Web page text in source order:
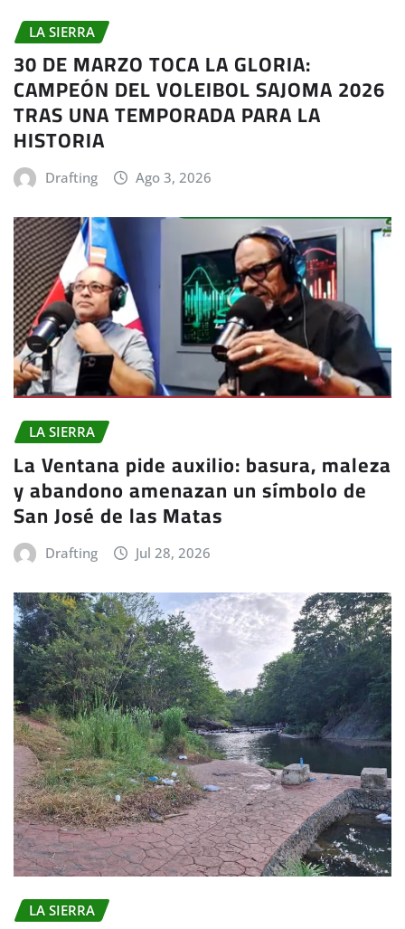
LA SIERRA
30 DE MARZO TOCA LA GLORIA:
CAMPEÓN DEL VOLEIBOL SAJOMA 2026
TRAS UNA TEMPORADA PARA LA
HISTORIA
Drafting Ago 3, 2026
LA SIERRA
La Ventana pide auxilio: basura, maleza
y abandono amenazan un símbolo de
San José de las Matas
Drafting Jul 28, 2026
LA SIERRA